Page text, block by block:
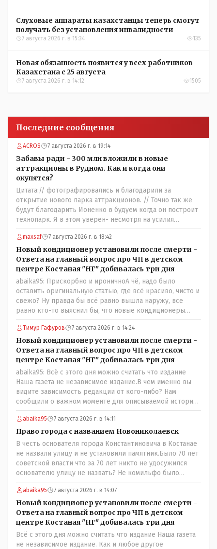
Слуховые аппараты казахстанцы теперь смогут
получать без установления инвалидности
7 августа 2026 г. в 15:34 135
Новая обязанность появится у всех работников
Казахстана с 25 августа
7 августа 2026 г. в 14:12 1505
Последние сообщения
ACROS 7 августа 2026 г. в 19:14
Забавы ради - 300 млн вложили в новые
аттракционы в Рудном. Как и когда они
окупятся?
Цитата:// фотографировались и благодарили за
открытие нового парка аттракционов. // Точно так же
будут благодарить Ионенко в будуем когда он построит
технопарк. Я в этом уверен- несмотря на усилия
некоего блогера и примкнувших к нему кучки
рудненских манкуртов. По традиции нашего пенсионера
завершу строками из советской песни: "...это наша с
тобою страна- это наша с тобой биография...."
maxsaf 7 августа 2026 г. в 18:42
Новый кондиционер установили после смерти -
Ответа на главный вопрос про ЧП в детском
центре Костаная "НГ" добивалась три дня
abaika95: Прискорбно и ироничноА чё, надо было
оставить оригинальную статью, где всё красиво, чисто и
свежо? Ну правда бы всё равно вышла наружу, все
равно кто-то выяснил бы, что новые кондиционеры
установлены ПОСЛЕ смерти ребенка. Или тебе такой
вариант не нравится? Ты вообще на чьей стороне в этой
истории? Прискорбно и иронично то, что кондиционеры
заменили после происшествия, и уже после этого
пустили журналистов посмотреть, типа у нас всё
хорошо, смотрите, мальчик просто больной был.
Тимур Гафуров 7 августа 2026 г. в 14:24
Новый кондиционер установили после смерти -
Ответа на главный вопрос про ЧП в детском
центре Костаная "НГ" добивалась три дня
abaika95: Всё с этого дня можно считать что издание
Наша газета не независимое издание.В чем именно вы
видите зависимость редакции от кого-либо? Нам
сообщили о важном моменте для описываемой истории.
И редакция отреагировала бы дополнительным
исследованием на такие вопрос от любого читателя.
Писать "как надо" редакция не будет. Но мы будем
публиковать полную и объективную информацию. А
потом продолжать тему. если выяснятся новые
обстоятельства.
abaika95 7 августа 2026 г. в 14:11
Право города с названием Новониколаевск
В честь основателя города Константиновича в Костанае
не назвали улицу и не установили памятник.Было 70 лет
советской власти что за 70 лет никто не удосужился
основателю улицу не назвать? Не комильфо было
генерал-губернаторам улицы дарить? При СССР что то
знали о нем такое нехорошее? Ну и сейчас значит не
надо. Обойдёмся как-нибудь vofkakst: Где ономасты,
которые топят за возвращение исторических
названийТак вернули же историческое Кустанай
коренное название городишка
abaika95 7 августа 2026 г. в 14:07
Новый кондиционер установили после смерти -
Ответа на главный вопрос про ЧП в детском
центре Костаная "НГ" добивалась три дня
Всё с этого дня можно считать что издание Наша газета
не независимое издание. Как и любое другое